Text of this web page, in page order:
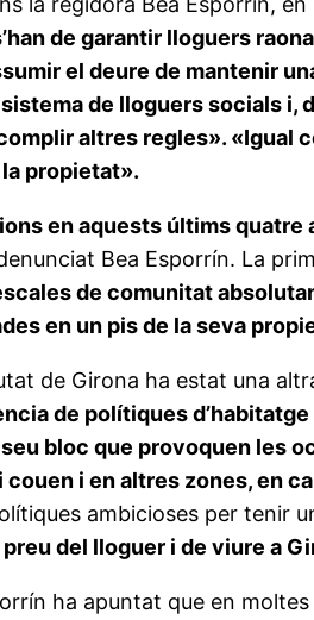
de garantir lloguers
el deure de mantenir
de lloguers socials i,
altres regles». «Igual
propietat».
en aquests últims
Bea Esporrín. La
de comunitat
en un pis de la seva
de Girona ha estat una
de polítiques
bloc que provoquen les
i en altres zones, en
ambicioses per tenir
del lloguer i de viure a
ha apuntat que en